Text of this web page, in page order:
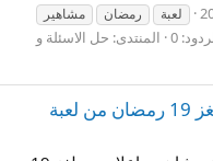
لعبة رمضان
مشاهير
0 المنتدى: حل الاسئلة و
اجابة لغز مشاهير واعلام من لغز 19 رمضان من لعبة